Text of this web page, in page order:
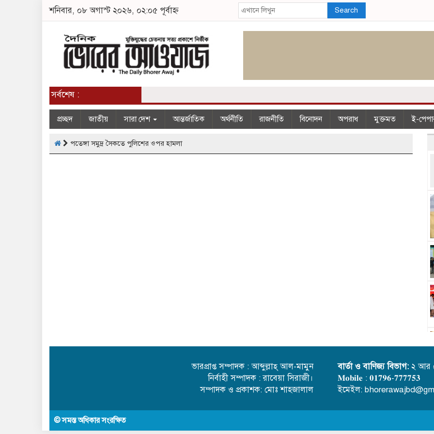
শনিবার, ০৮ অগাস্ট ২০২৬, ০২:০৫ পূর্বাহ্ন Search
সর্বশেষ :
প্রচ্ছদ জাতীয় সারা দেশ আন্তর্জাতিক অর্থনীতি রাজনীতি বিনোদন অপরাধ মুক্তমত ই-
পতেঙ্গা সমুদ্র সৈকতে পুলিশের ওপর হামলা
ভারপ্রাপ্ত সম্পাদক : আব্দুল্লাহ্ আল-মামুন
নির্বাহী সম্পাদক : রাবেয়া সিরাজী।
সম্পাদক ও প্রকাশক: মোঃ শাহজালাল
বার্তা ও বাণিজ্য বিভাগ: ২ আর
𝐌𝐨𝐛𝐢𝐥𝐞 : 𝟎𝟏𝟕𝟗𝟔-𝟕𝟕𝟕𝟕𝟓𝟑
ইমেইল:
© সমস্ত অধিকার সংরক্ষিত